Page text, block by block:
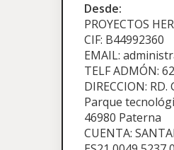
Desde:
PROYECTOS
CIF: B44992360
EMAIL:
TELF ADMÓN:
DIRECCION:
Parque
46980 Paterna
CUENTA: